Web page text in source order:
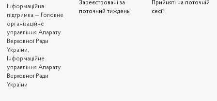
Iнформаційна
підтримка — Головне
організаційне
управління Апарату
Верховної Ради
України,
Інформаційне
управління Апарату
Верховної Ради
України
Зареєстровані за
поточний тиждень
Прийняті на поточній
сесії